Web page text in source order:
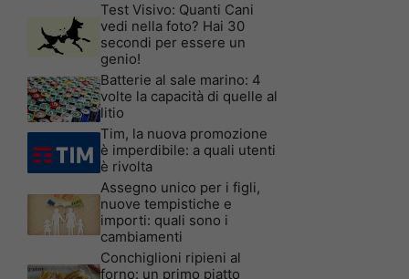
Test Visivo: Quanti Cani
vedi nella foto? Hai 30
secondi per essere un
genio!
Batterie al sale marino: 4
volte la capacità di quelle al
litio
Tim, la nuova promozione
è imperdibile: a quali utenti
è rivolta
Assegno unico per i figli,
nuove tempistiche e
importi: quali sono i
cambiamenti
Conchiglioni ripieni al
forno: un primo piatto